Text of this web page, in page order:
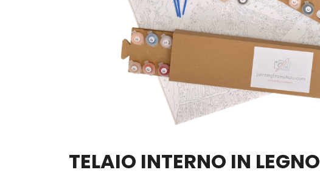
TELAIO INTERNO IN LEGNO